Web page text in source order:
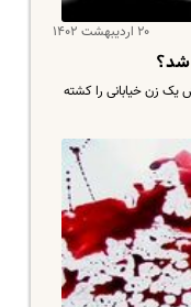
۲۰ اردیبهشت ۱۴۰۲
شد؟
زن خیابانی را کشته